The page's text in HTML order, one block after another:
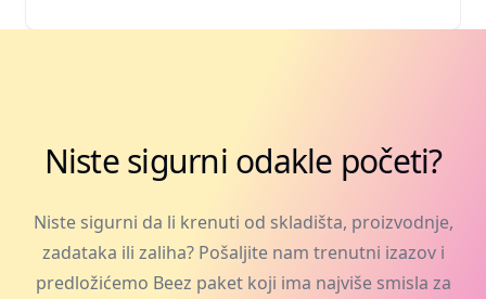
Niste sigurni odakle početi?
Niste sigurni da li krenuti od skladišta, proizvodnje,
zadataka ili zaliha? Pošaljite nam trenutni izazov i
predložićemo Beez paket koji ima najviše smisla za